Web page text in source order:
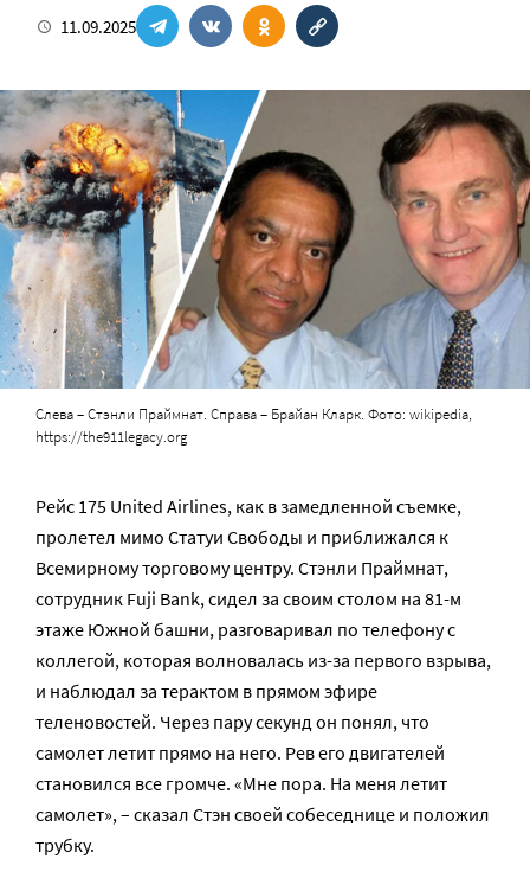
11.09.2025
Слева – Стэнли Праймнат. Справа – Брайан Кларк. Фото: wikipedia,
https://the911legacy.org
Рейс 175 United Airlines, как в замедленной съемке,
пролетел мимо Статуи Свободы и приближался к
Всемирному торговому центру. Стэнли Праймнат,
сотрудник Fuji Bank, сидел за своим столом на 81-м
этаже Южной башни, разговаривал по телефону с
коллегой, которая волновалась из-за первого взрыва,
и наблюдал за терактом в прямом эфире
теленовостей. Через пару секунд он понял, что
самолет летит прямо на него. Рев его двигателей
становился все громче. «Мне пора. На меня летит
самолет», – сказал Стэн своей собеседнице и положил
трубку.